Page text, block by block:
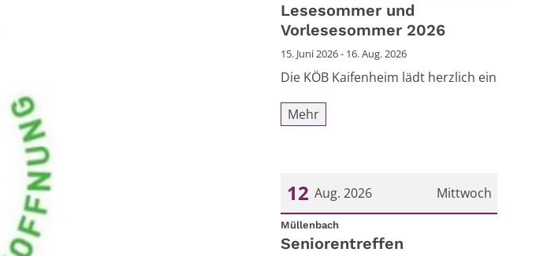
Datum: 15. Juni 2026
Lesesommer und
Vorlesesommer 2026
15. Juni 2026 - 16. Aug. 2026
Die KÖB Kaifenheim lädt herzlich ein
Mehr
Mittwoch
12 Aug. 2026
Datum: 12. August 2026
Müllenbach:
Seniorentreffen